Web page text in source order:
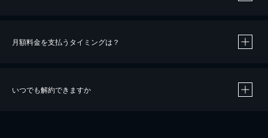
※40％ポイント還元の対象は、クレジットカード決済による作品の購入 / レンタルです。
iOSアプリのUコイン決済による作品の購入 / レンタルは、20％のポイント還元です。
月額料金を支払うタイミングは？
いつでも解約できますか